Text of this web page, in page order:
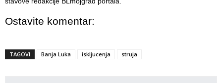
Ostavite komentar:
TAGOVI Banja Luka iskljucenja struja